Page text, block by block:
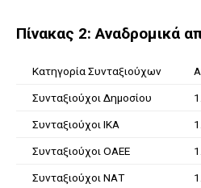
Πίνακας 2: Αναδρομικά
Κατηγορία Συνταξιούχων
Συνταξιούχοι Δημοσίου
Συνταξιούχοι ΙΚΑ
Συνταξιούχοι ΟΑΕΕ
Συνταξιούχοι ΝΑΤ